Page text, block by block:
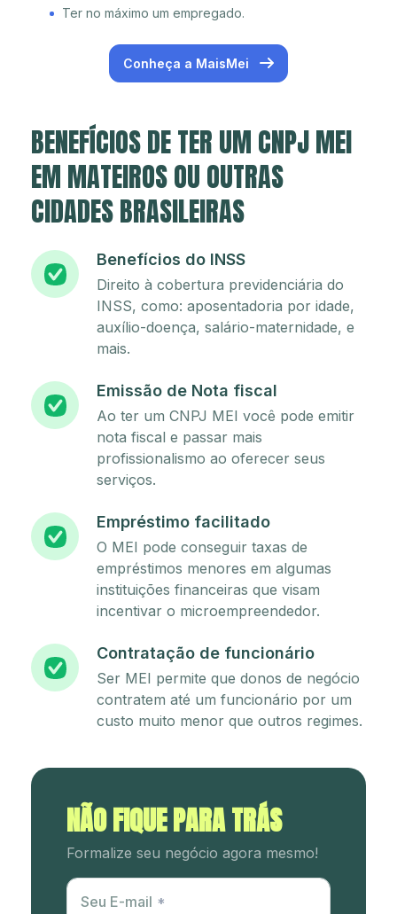
Ter no máximo um empregado.
Conheça a MaisMei
BENEFÍCIOS DE TER UM CNPJ MEI
EM MATEIROS OU OUTRAS
CIDADES BRASILEIRAS
Benefícios do INSS
Direito à cobertura previdenciária do
INSS, como: aposentadoria por idade,
auxílio-doença, salário-maternidade, e
mais.
Emissão de Nota fiscal
Ao ter um CNPJ MEI você pode emitir
nota fiscal e passar mais
profissionalismo ao oferecer seus
serviços.
Empréstimo facilitado
O MEI pode conseguir taxas de
empréstimos menores em algumas
instituições financeiras que visam
incentivar o microempreendedor.
Contratação de funcionário
Ser MEI permite que donos de negócio
contratem até um funcionário por um
custo muito menor que outros regimes.
NÃO FIQUE PARA TRÁS
Formalize seu negócio agora mesmo!
Utm Content
Seu E-mail